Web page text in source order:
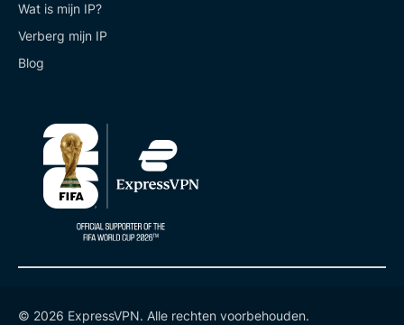
Wat is mijn IP?
Verberg mijn IP
Blog
© 2026 ExpressVPN. Alle rechten voorbehouden.